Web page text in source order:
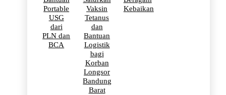
Portable
USG
dari
PLN dan
BCA
Vaksin
Tetanus
dan
Bantuan
Logistik
bagi
Korban
Longsor
Bandung
Barat
Kebaikan